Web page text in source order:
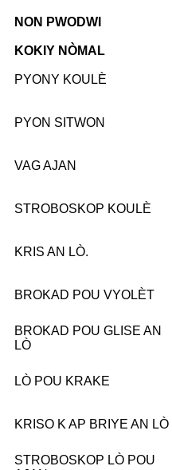
NON PWODWI
KOKIY NÒMAL
PYONY KOULÈ
PYON SITWON
VAG AJAN
STROBOSKOP KOULÈ
KRIS AN LÒ.
BROKAD POU VYOLÈT
BROKAD POU GLISE AN
LÒ
LÒ POU KRAKE
KRISO K AP BRIYE AN LÒ
STROBOSKOP LÒ POU